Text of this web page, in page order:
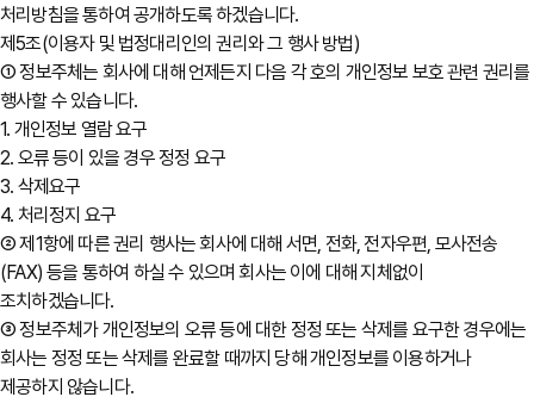
처리방침을 통하여 공개하도록 하겠습니다.
제5조(이용자 및 법정대리인의 권리와 그 행사 방법)
① 정보주체는 회사에 대해 언제든지 다음 각 호의 개인정보 보호 관련 권리를
행사할 수 있습니다.
1. 개인정보 열람 요구
2. 오류 등이 있을 경우 정정 요구
3. 삭제요구
4. 처리정지 요구
② 제1항에 따른 권리 행사는 회사에 대해 서면, 전화, 전자우편, 모사전송
(FAX) 등을 통하여 하실 수 있으며 회사는 이에 대해 지체없이
조치하겠습니다.
③ 정보주체가 개인정보의 오류 등에 대한 정정 또는 삭제를 요구한 경우에는
회사는 정정 또는 삭제를 완료할 때까지 당해 개인정보를 이용하거나
제공하지 않습니다.